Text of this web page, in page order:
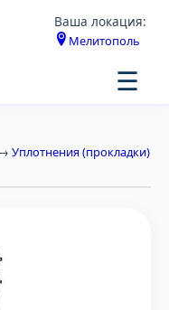
Ваша локация:
Мелитополь
☰
Уплотнения (прокладки)